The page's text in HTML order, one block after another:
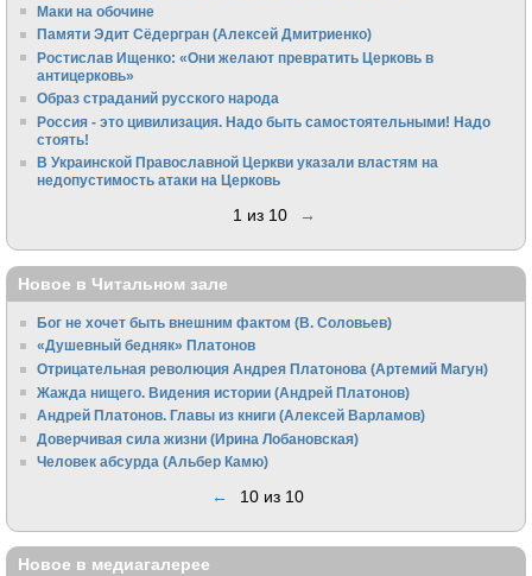
Маки на обочине
Памяти Эдит Сёдергран (Алексей Дмитриенко)
Ростислав Ищенко: «Они желают превратить Церковь в
антицерковь»
Образ страданий русского народа
Россия - это цивилизация. Надо быть самостоятельными! Надо
стоять!
В Украинской Православной Церкви указали властям на
недопустимость атаки на Церковь
1 из 10 →
Новое в Читальном зале
Бог не хочет быть внешним фактом (В. Соловьев)
«Душевный бедняк» Платонов
Отрицательная революция Андрея Платонова (Артемий Магун)
Жажда нищего. Видения истории (Андрей Платонов)
Андрей Платонов. Главы из книги (Алексей Варламов)
Доверчивая сила жизни (Ирина Лобановская)
Человек абсурда (Альбер Камю)
← 10 из 10
Новое в медиагалерее